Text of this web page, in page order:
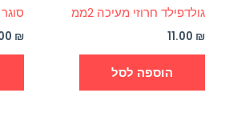
גולדפילד חרוזי מעיכה 2ממ
11.00 ₪
הוספה לסל
סוגר כסף
₪